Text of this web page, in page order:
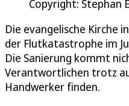
Copyright: Stephan
Die evangelische Kirche
der Flutkatastrophe im
Die Sanierung kommt
Verantwortlichen trotz
Handwerker finden.